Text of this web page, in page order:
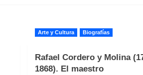
Arte y Cultura Biografías
Rafael Cordero y Molina
1868). El maestro